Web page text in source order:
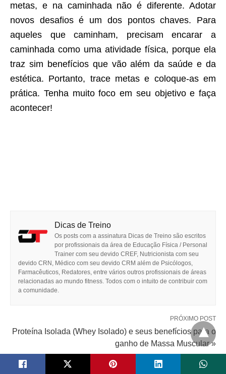
metas, e na caminhada não é diferente. Adotar
novos desafios é um dos pontos chaves. Para
aqueles que caminham, precisam encarar a
caminhada como uma atividade física, porque ela
traz sim benefícios que vão além da saúde e da
estética. Portanto, trace metas e coloque-as em
prática. Tenha muito foco em seu objetivo e faça
acontecer!
Dicas de Treino
Os posts com a assinatura Dicas de Treino são escritos
por profissionais da área de Educação Física / Personal
Trainer com seu devido CREF, Nutricionista com seu
devido CRN, Médico com seu devido CRM além de Psicólogos,
Farmacêuticos, Redatores, entre vários outros profissionais de áreas
relacionadas ao mundo fitness. Todos com o intuito de contribuir com
a comunidade.
PRÓXIMO POST
Proteína Isolada (Whey Isolado) e seus benefícios para o
ganho de Massa Muscular »